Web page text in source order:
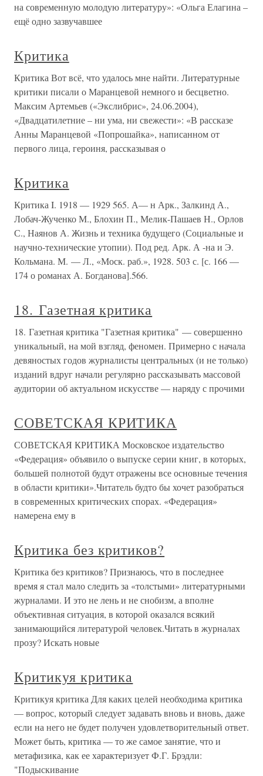
на современную молодую литературу»: «Ольга Елагина –
ещё одно зазвучавшее
Критика
Критика Вот всё, что удалось мне найти. Литературные
критики писали о Маранцевой немного и бесцветно.
Максим Артемьев («Экслибрис», 24.06.2004),
«Двадцатилетние – ни ума, ни свежести»: «В рассказе
Анны Маранцевой «Попрошайка», написанном от
первого лица, героиня, рассказывая о
Критика
Критика I. 1918 — 1929 565. А— н Арк., Залкинд А.,
Лобач-Жученко М., Блохин П., Мелик-Пашаев Н., Орлов
С., Наянов А. Жизнь и техника будущего (Социальные и
научно-технические утопии). Под ред. Арк. А -на и Э.
Кольмана. М. — Л., «Моск. раб.», 1928. 503 с. [с. 166 —
174 о романах А. Богданова].566.
18. Газетная критика
18. Газетная критика "Газетная критика" — совершенно
уникальный, на мой взгляд, феномен. Примерно с начала
девяностых годов журналисты центральных (и не только)
изданий вдруг начали регулярно рассказывать массовой
аудитории об актуальном искусстве — наряду с прочими
СОВЕТСКАЯ КРИТИКА
СОВЕТСКАЯ КРИТИКА Московское издательство
«Федерация» объявило о выпуске серии книг, в которых,
большей полнотой будут отражены все основные течения
в области критики».Читатель будто бы хочет разобраться
в современных критических спорах. «Федерация»
намерена ему в
Критика без критиков?
Критика без критиков? Признаюсь, что в последнее
время я стал мало следить за «толстыми» литературными
журналами. И это не лень и не снобизм, а вполне
объективная ситуация, в которой оказался всякий
занимающийся литературой человек.Читать в журналах
прозу? Искать новые
Критикуя критика
Критикуя критика Для каких целей необходима критика
— вопрос, который следует задавать вновь и вновь, даже
если на него не будет получен удовлетворительный ответ.
Может быть, критика — то же самое занятие, что и
метафизика, как ее характеризует Ф.Г. Брэдли:
"Подыскивание